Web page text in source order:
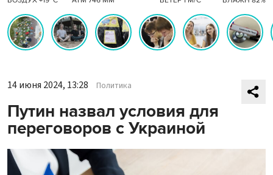
14 июня 2024, 13:28 Политика
Путин назвал условия для
переговоров с Украиной